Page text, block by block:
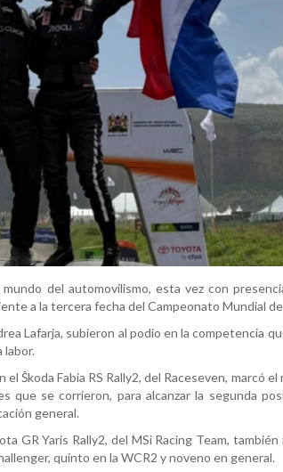
del automovilismo, esta vez con
a la tercera fecha del Campeonato Mundial
Lafarja, subieron al podio en la competencia
labor.
Škoda Fabia RS Rally2, del Raceseven, marcó
que se corrieron, para alcanzar la segunda
general.
GR Yaris Rally2, del MSi Racing Team, también
quinto en la WCR2 y noveno en general.